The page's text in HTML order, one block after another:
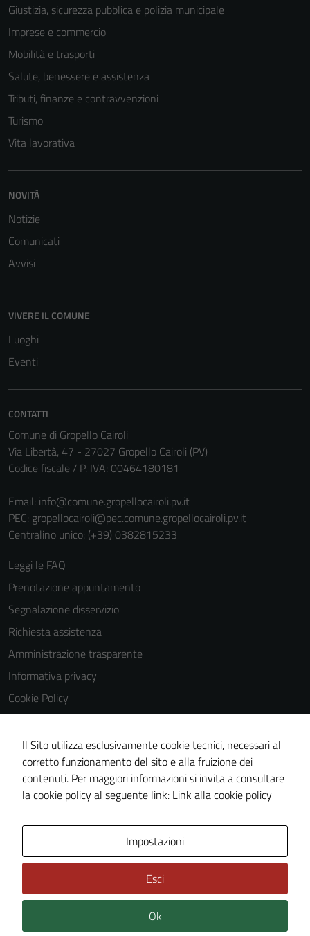
Giustizia, sicurezza pubblica e polizia municipale
Imprese e commercio
Mobilità e trasporti
Salute, benessere e assistenza
Tributi, finanze e contravvenzioni
Turismo
Vita lavorativa
NOVITÀ
Notizie
Comunicati
Avvisi
VIVERE IL COMUNE
Luoghi
Eventi
CONTATTI
Comune di Gropello Cairoli
Via Libertà, 47 - 27027 Gropello Cairoli (PV)
Codice fiscale / P. IVA: 00464180181
Email: info@comune.gropellocairoli.pv.it
PEC: gropellocairoli@pec.comune.gropellocairoli.pv.it
Centralino unico: (+39) 0382815233
Leggi le FAQ
Prenotazione appuntamento
Segnalazione disservizio
Richiesta assistenza
Amministrazione trasparente
Informativa privacy
Cookie Policy
Note legali
Dichiarazione di accessibilità
Obiettivi di accessibilità
Piano di miglioramento del sito
Technical Design s.r.l.
Il Sito utilizza esclusivamente cookie tecnici, necessari al
corretto funzionamento del sito e alla fruizione dei
contenuti. Per maggiori informazioni si invita a consultare
la cookie policy al seguente link: Link alla cookie policy
Impostazioni
Esci
Ok
per il
essere
non raccolgono
informazioni